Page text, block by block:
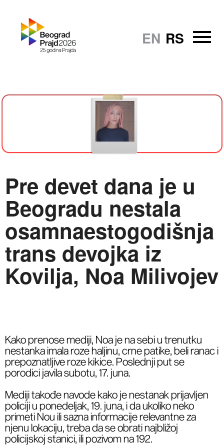
EN RS
Pre devet dana je u
Beogradu nestala
osamnaestogodišnja
trans devojka iz
Kovilja, Noa Milivojev
Kako prenose mediji, Noa je na sebi u trenutku
nestanka imala roze haljinu, crne patike, beli ranac i
prepoznatljive roze kikice. Poslednji put se
porodici javila subotu, 17. juna.
Mediji takođe navode kako je nestanak prijavljen
policiji u ponedeljak, 19. juna, i da ukoliko neko
primeti Nou ili sazna informacije relevantne za
njenu lokaciju, treba da se obrati najbližoj
policijskoj stanici, ili pozivom na 192.